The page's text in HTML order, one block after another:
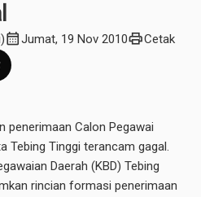
calendar_monthJumat, 19 Nov 2010printCetak
penerimaan Calon Pegawai
Tebing Tinggi terancam gagal.
Daerah (KBD) Tebing
rincian formasi penerimaan